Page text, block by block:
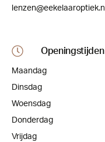
lenzen@eekelaaroptiek.nl
Openingstijden
Maandag
Dinsdag
Woensdag
Donderdag
Vrijdag